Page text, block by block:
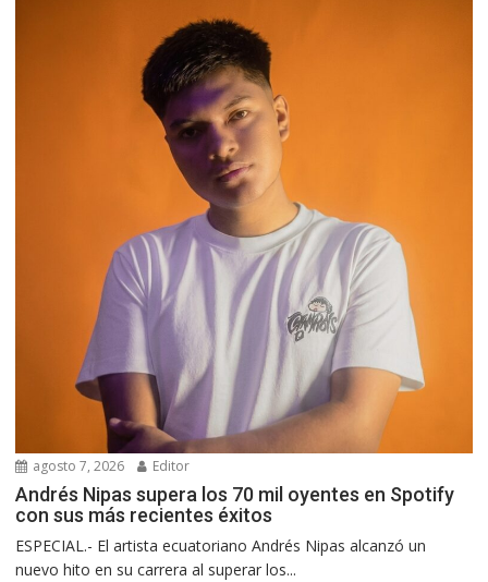
agosto 7, 2026 Editor
Andrés Nipas supera los 70 mil oyentes en Spotify
con sus más recientes éxitos
ESPECIAL.- El artista ecuatoriano Andrés Nipas alcanzó un
nuevo hito en su carrera al superar los...